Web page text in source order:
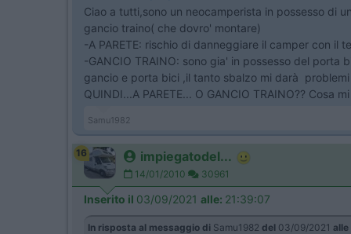
Ciao a tutti,sono un neocamperista in possesso di
gancio traino( che dovro' montare)
-A PARETE: rischio di danneggiare il camper con il
-GANCIO TRAINO: sono gia' in possesso del
gancio e porta bici ,il tanto sbalzo mi darà
QUINDI...A PARETE... O GANCIO TRAINO?? Cosa
Samu1982
16 impiegatodel...
14/01/2010 30961
Inserito il 03/09/2021 alle: 21:39:07
In risposta al messaggio di Samu1982 del 03/09/2021 alle